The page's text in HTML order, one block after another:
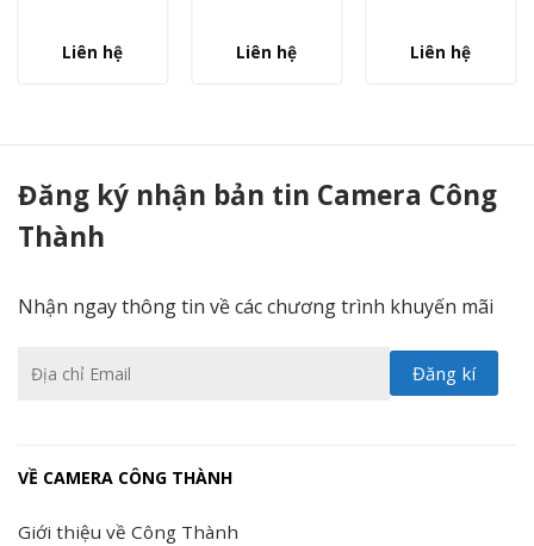
Liên hệ Liên hệ Liên hệ
Đăng ký nhận bản tin Camera Công
Thành
Nhận ngay thông tin về các chương trình khuyến mãi
VỀ CAMERA CÔNG THÀNH
Giới thiệu về Công Thành